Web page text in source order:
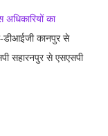
का
डीआईजी कानपुर से
सहारनपुर से एसएसपी